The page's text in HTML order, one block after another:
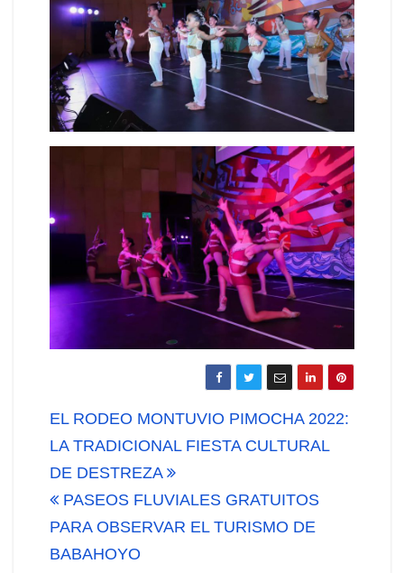
Navegación
de
entradas
EL RODEO MONTUVIO PIMOCHA 2022:
LA TRADICIONAL FIESTA CULTURAL
DE DESTREZA
PASEOS FLUVIALES GRATUITOS
PARA OBSERVAR EL TURISMO DE
BABAHOYO